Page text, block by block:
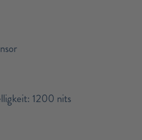
1200 nits